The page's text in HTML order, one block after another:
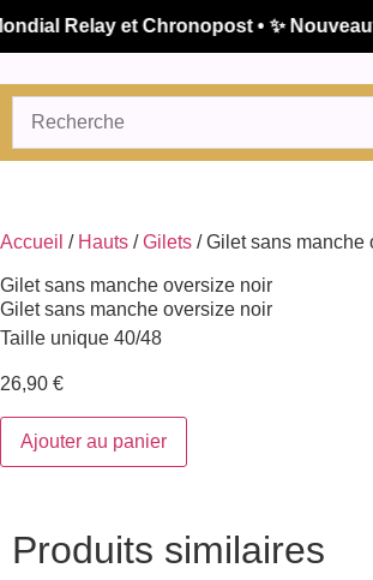
Relay et Chronopost • ✨
Accueil / Hauts /Gilets / Gilet sans manche
Gilet sans manche oversize noir
Gilet sans manche oversize noir
Taille unique 40/48
26,90 €
Ajouter au panier
Produits similaires